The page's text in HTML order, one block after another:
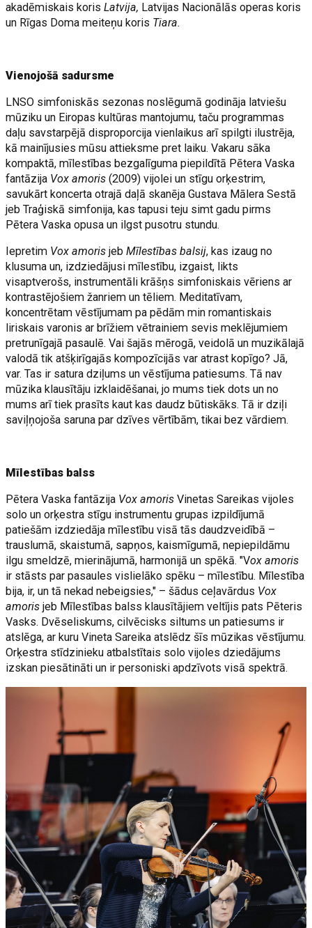
akadēmiskais korisLatvija, Latvijas Nacionālās operas koris
un Rīgas Doma meiteņu koris Tiara.
Vienojošā sadursme
LNSO simfoniskās sezonas noslēgumā godināja latviešu
mūziku un Eiropas kultūras mantojumu, taču programmas
daļu savstarpējā disproporcija vienlaikus arī spilgti ilustrēja,
kā mainījusies mūsu attieksme pret laiku. Vakaru sāka
kompaktā, mīlestības bezgalīguma piepildītā Pētera Vaska
fantāzija Vox amoris(2009) vijolei un stīgu orķestrim,
savukārt koncerta otrajā daļā skanēja Gustava Mālera Sestā
jeb Traģiskā simfonija, kas tapusi teju simt gadu pirms
Pētera Vaska opusa un ilgst pusotru stundu.
Iepretim Vox amoris jebMīlestības balsij, kas izaug no
klusuma un, izdziedājusi mīlestību, izgaist, likts
visaptverošs, instrumentāli krāšņs simfoniskais vēriens ar
kontrastējošiem žanriem un tēliem. Meditatīvam,
koncentrētam vēstījumam pa pēdām min romantiskais
liriskais varonis ar brīžiem vētrainiem sevis meklējumiem
pretrunīgajā pasaulē. Vai šajās mērogā, veidolā un muzikālajā
valodā tik atšķirīgajās kompozīcijās var atrast kopīgo? Jā,
var. Tas ir satura dziļums un vēstījuma patiesums. Tā nav
mūzika klausītāju izklaidēšanai, jo mums tiek dots un no
mums arī tiek prasīts kaut kas daudz būtiskāks. Tā ir dziļi
saviļņojoša saruna par dzīves vērtībām, tikai bez vārdiem.
Mīlestības balss
Pētera Vaska fantāzija Vox amoris Vinetas Sareikas vijoles
solo un orķestra stīgu instrumentu grupas izpildījumā
patiešām izdziedāja mīlestību visā tās daudzveidībā –
trauslumā, skaistumā, sapņos, kaismīgumā, nepiepildāmu
ilgu smeldzē, mierinājumā, harmonijā un spēkā. "Vox amoris
ir stāsts par pasaules vislielāko spēku – mīlestību. Mīlestība
bija, ir, un tā nekad nebeigsies," – šādus ceļavārdus Vox
amoris jeb Mīlestības balss klausītājiem veltījis pats Pēteris
Vasks. Dvēseliskums, cilvēcisks siltums un patiesums ir
atslēga, ar kuru Vineta Sareika atslēdz šīs mūzikas vēstījumu.
Orķestra stīdzinieku atbalstītais solo vijoles dziedājums
izskan piesātināti un ir personiski apdzīvots visā spektrā.